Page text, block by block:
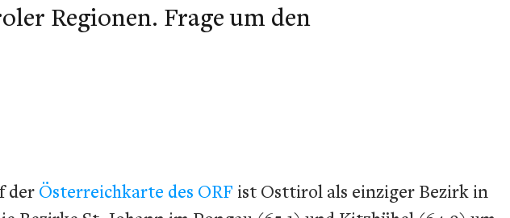
Regionen. Frage um den
der Österreichkarte des ORF ist Osttirol als einziger Bezirk in